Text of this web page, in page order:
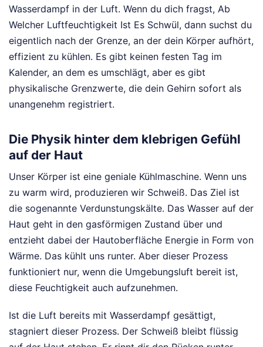
Wasserdampf in der Luft. Wenn du dich fragst, Ab
Welcher Luftfeuchtigkeit Ist Es Schwül, dann suchst du
eigentlich nach der Grenze, an der dein Körper aufhört,
effizient zu kühlen. Es gibt keinen festen Tag im
Kalender, an dem es umschlägt, aber es gibt
physikalische Grenzwerte, die dein Gehirn sofort als
unangenehm registriert.
Die Physik hinter dem klebrigen Gefühl
auf der Haut
Unser Körper ist eine geniale Kühlmaschine. Wenn uns
zu warm wird, produzieren wir Schweiß. Das Ziel ist
die sogenannte Verdunstungskälte. Das Wasser auf der
Haut geht in den gasförmigen Zustand über und
entzieht dabei der Hautoberfläche Energie in Form von
Wärme. Das kühlt uns runter. Aber dieser Prozess
funktioniert nur, wenn die Umgebungsluft bereit ist,
diese Feuchtigkeit auch aufzunehmen.
Ist die Luft bereits mit Wasserdampf gesättigt,
stagniert dieser Prozess. Der Schweiß bleibt flüssig